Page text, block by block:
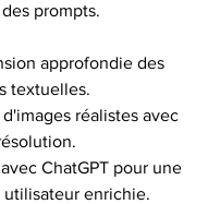
prompts.
approfondie des
textuelles.​
réalistes avec
ChatGPT pour une
enrichie.​